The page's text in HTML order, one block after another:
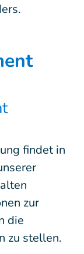
findet in
zur
die
zu stellen.